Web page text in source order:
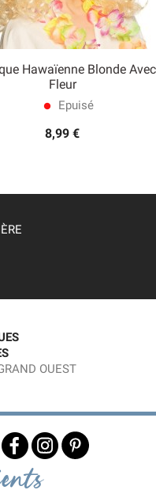
Hawaïenne Blonde Avec
Fleur
lens Epuisé
8,99 €
Aperçu rapide
OUEST